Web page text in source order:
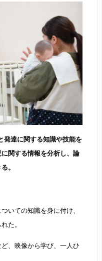
発達に関する知識や技能を
関する情報を分析し、論
。
いての知識を身に付け、
た。
、映像から学び、一人ひ